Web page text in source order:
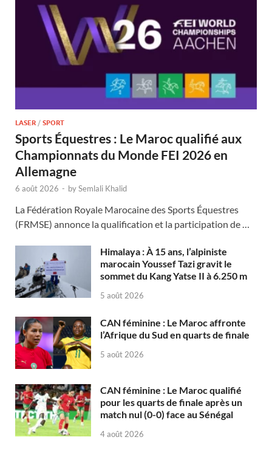
LASER / SPORT
Sports Équestres : Le Maroc qualifié aux
Championnats du Monde FEI 2026 en
Allemagne
6 août 2026 - bySemlali Khalid
La Fédération Royale Marocaine des Sports Équestres
(FRMSE) annonce la qualification et la participation de …
Himalaya : À 15 ans, l’alpiniste
marocain Youssef Tazi gravit le
sommet du Kang Yatse II à 6.250 m
5 août 2026
CAN féminine : Le Maroc affronte
l’Afrique du Sud en quarts de finale
5 août 2026
CAN féminine : Le Maroc qualifié
pour les quarts de finale après un
match nul (0-0) face au Sénégal
4 août 2026